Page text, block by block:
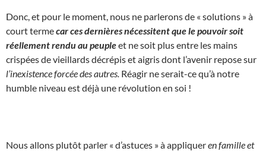
Donc, et pour le moment, nous ne parlerons de « solutions » à
court termecar ces dernières nécessitent que le pouvoir soit
réellement rendu au peupleet ne soit plus entre les mains
crispées de vieillards décrépis et aigris dont l’avenir repose sur
l’inexistence forcée des autres. Réagir ne serait-ce qu’à notre
humble niveau est déjà une révolution en soi !
Nous allons plutôt parler « d’astuces » à appliqueren famille et